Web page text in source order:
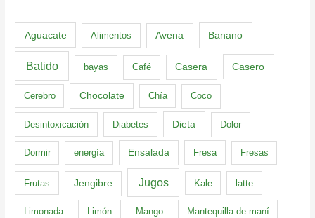
Aguacate Alimentos Avena Banano
Batido bayas Café Casera Casero
Cerebro Chocolate Chía Coco
Desintoxicación Diabetes Dieta Dolor
Dormir energía Ensalada Fresa Fresas
Frutas Jengibre Jugos Kale latte
Limonada Limón Mango Mantequilla de maní